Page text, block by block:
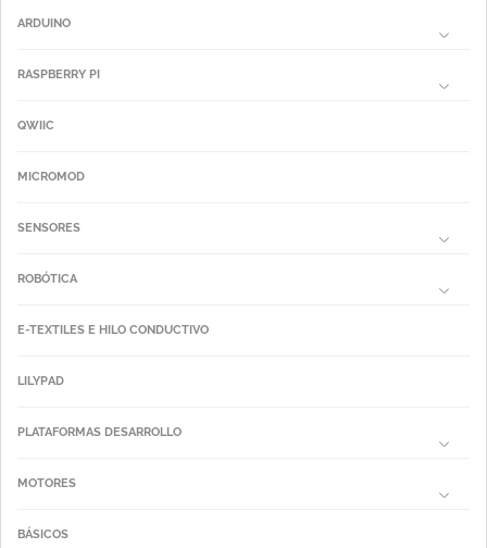
ARDUINO
RASPBERRY PI
QWIIC
MICROMOD
SENSORES
ROBÓTICA
E-TEXTILES E HILO CONDUCTIVO
LILYPAD
PLATAFORMAS DESARROLLO
MOTORES
BÁSICOS